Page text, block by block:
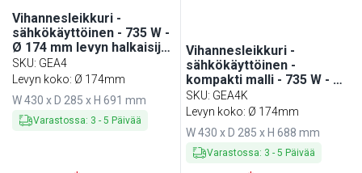
Vihannesleikkuri -
sähkökäyttöinen - 735 W -
Ø 174 mm levyn halkaisija
- sisältää 4 terää
(viipalointi/raaste)
SKU: GEA4
Levyn koko: Ø 174mm
W 430 x D 285 x H 691 mm
Varastossa: 3 - 5 Päivää
Vihannesleikkuri -
sähkökäyttöinen -
kompakti malli - 735 W - Ø
174 mm levyn halkaisija -
sisältää 4 terää
(viipalointi/raaste) -
Saranoitu kansi
SKU: GEA4K
Levyn koko: Ø 174mm
W 430 x D 285 x H 688 mm
Varastossa: 3 -5 Päivää